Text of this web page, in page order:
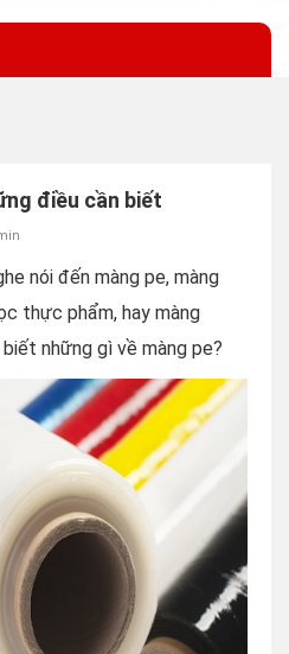
điều cần biết
nói đến màng pe, màng
thực phẩm, hay màng
những gì về màng pe?